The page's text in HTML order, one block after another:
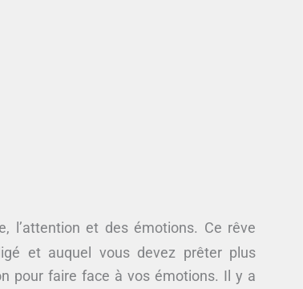
l’attention et des émotions. Ce rêve
et auquel vous devez prêter plus
pour faire face à vos émotions. Il y a